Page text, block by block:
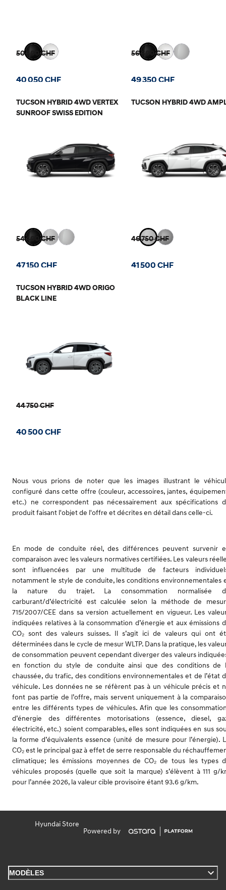
50 800 CHF
40 050 CHF
56 600 CHF
49 350 CHF
TUCSON HYBRID 4WD VERTEX
SUNROOF SWISS EDITION
54 400 CHF
47 150 CHF
TUCSON HYBRID 4WD
46 750 CHF
41 500 CHF
TUCSON HYBRID 4WD ORIGO
BLACK LINE
44 750 CHF
40 500 CHF
Nous vous prions de noter que les images illustrant le
configuré dans cette offre (couleur, accessoires, jantes,
etc.) ne correspondent pas nécessairement aux spécifications
produit faisant l'objet de l'offre et décrites en détail dans celle-ci.
En mode de conduite réel, des différences peuvent survenir
comparaison avec les valeurs normatives certifiées. Les valeurs
sont influencées par une multitude de facteurs
notamment le style de conduite, les conditions environnementales
la nature du trajet. La consommation normalisée
carburant/d’électricité est calculée selon la méthode de
715/2007/CEE dans sa version actuellement en vigueur. Les
indiquées relatives à la consommation d’énergie et aux émissions
CO₂ sont des valeurs suisses. Il s’agit ici de valeurs qui ont
déterminées dans le cycle de mesur WLTP. Dans la pratique, les
de consommation peuvent cependant diverger des valeurs
en fonction du style de conduite ainsi que des conditions de
chaussée, du trafic, des conditions environnementales et de l’état
véhicule. Les données ne se réfèrent pas à un véhicule précis et
font pas partie de l’offre, mais servent uniquement à la
entre les différents types de véhicules. Afin que les
d’énergie des différentes motorisations (essence, diesel,
électricité, etc.) soient comparables, elles sont indiquées en sus
la forme d’équivalents essence (unité de mesure pour l’énergie).
CO₂ est le principal gaz à effet de serre responsable du
climatique; les émissions moyennes de CO₂ de tous les types
véhicules proposés (quelle que soit la marque) s’élèvent à 111 g/
pour l’année 2026, la valeur cible provisoire étant 93.6 g/km.
Hyundai Store
Powered by
MODÈLES